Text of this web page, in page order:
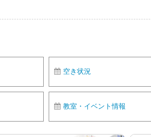
空き状況
教室・イベント情報